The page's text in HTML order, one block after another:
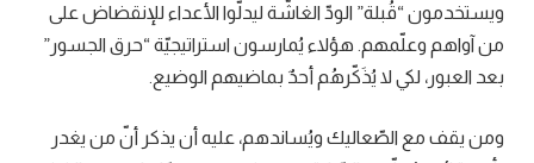
ويستخدمون “قُبلة” الودّ الغاشّة ليدلّوا الأعداء للإنقضاض على
من آواهم وعلّمهم. هؤلاء يُمارسون استراتيجيّة “حرق الجسور”
بعد العبور، لكي لا يُذَكّرهُم أحدٌ بماضيهم الوضيع.
ومن يقف مع الصّعاليك ويُساندهم، عليه أن يذكر أنّ من يغدر